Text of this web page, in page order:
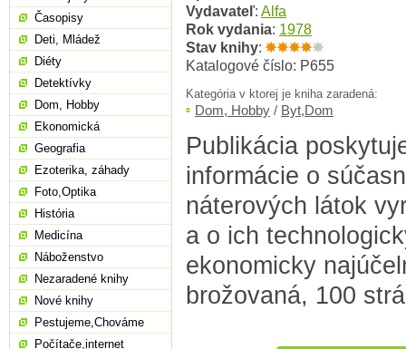
Vydavateľ: Alfa
Rok vydania: 1978
Stav knihy:
Katalogové číslo: P655
Kategória v ktorej je kniha zaradená:
Dom, Hobby / Byt,Dom
Publikácia
informácie o
náterových látok
a o ich
ekonomicky
brožovaná, 100
Časopisy
Deti, Mládež
Diéty
Detektívky
Dom, Hobby
Ekonomická
Geografia
Ezoterika, záhady
Foto,Optika
História
Medicína
Náboženstvo
Nezaradené knihy
Nové knihy
Pestujeme,Chováme
Počítače,internet